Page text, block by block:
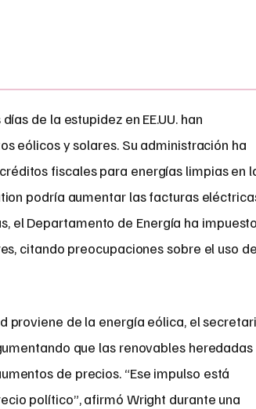
de la estupidez en EE.UU. han
eólicos y solares. Su administración ha
fiscales para energías limpias en
podría aumentar las facturas
el Departamento de Energía ha impuesto
citando preocupaciones sobre el uso de
proviene de la energía eólica, el
que las renovables heredadas
de precios. “Ese impulso está
político”, afirmó Wright durante una